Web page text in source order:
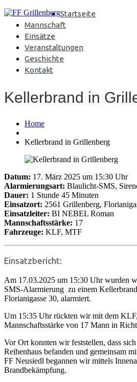
Startseite
Mannschaft
Einsätze
Veranstaltungen
Geschichte
Kontakt
Kellerbrand in
Home
Kellerbrand in Grillenberg
Datum: 17. März 2025 um 15:30 Uhr
Alarmierungsart: Blaulicht-SMS,
Dauer: 1 Stunde 45 Minuten
Einsatzort: 2561 Grillenberg,
Einsatzleiter: BI NEBEL Roman
Mannschaftsstärke: 17
Fahrzeuge: KLF, MTF
Einsatzbericht:
Am 17.03.2025 um 15:30 Uhr wurden
SMS-Alarmierung zu einem
Florianigasse 30, alarmiert.
Um 15:35 Uhr rückten wir mit dem
Mannschaftsstärke von 17 Mann in
Vor Ort konnten wir feststellen, dass
Reihenhaus befanden und gemeinsam
FF Neusiedl begannen wir mittels
Brandbekämpfung.